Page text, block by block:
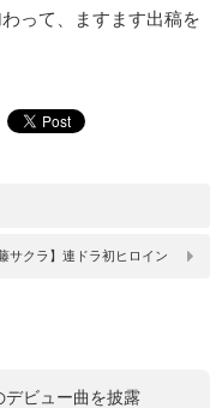
って、ますます出稿を
藤サクラ】連ドラ初ヒロイン
デビュー曲を披露